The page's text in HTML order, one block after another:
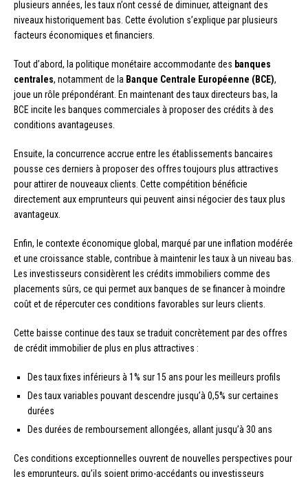
plusieurs années, les taux n’ont cessé de diminuer, atteignant des
niveaux historiquement bas. Cette évolution s’explique par plusieurs
facteurs économiques et financiers.
Tout d’abord, la politique monétaire accommodante des banques
centrales, notamment de la Banque Centrale Européenne (BCE),
joue un rôle prépondérant. En maintenant des taux directeurs bas, la
BCE incite les banques commerciales à proposer des crédits à des
conditions avantageuses.
Ensuite, la concurrence accrue entre les établissements bancaires
pousse ces derniers à proposer des offres toujours plus attractives
pour attirer de nouveaux clients. Cette compétition bénéficie
directement aux emprunteurs qui peuvent ainsi négocier des taux plus
avantageux.
Enfin, le contexte économique global, marqué par une inflation modérée
et une croissance stable, contribue à maintenir les taux à un niveau bas.
Les investisseurs considèrent les crédits immobiliers comme des
placements sûrs, ce qui permet aux banques de se financer à moindre
coût et de répercuter ces conditions favorables sur leurs clients.
Cette baisse continue des taux se traduit concrètement par des offres
de crédit immobilier de plus en plus attractives :
Des taux fixes inférieurs à 1% sur 15 ans pour les meilleurs profils
Des taux variables pouvant descendre jusqu’à 0,5% sur certaines
durées
Des durées de remboursement allongées, allant jusqu’à 30 ans
Ces conditions exceptionnelles ouvrent de nouvelles perspectives pour
les emprunteurs, qu’ils soient primo-accédants ou investisseurs